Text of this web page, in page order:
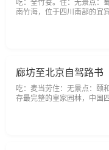
吃：全竹宴。住：无景点：
南竹海，位于四川南部的宜
种，7万余亩，是我国最大
廊坊至北京自驾路书
吃：麦当劳住：无景点：颐
存最完整的皇家园林，中国
百九十公顷。利用昆明湖、